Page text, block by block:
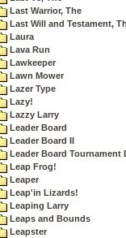
Last Warrior, The
Last Will and Testament,
Laura
Lava Run
Lawkeeper
Lawn Mower
Lazer Type
Lazy!
Lazzy Larry
Leader Board
Leader Board II
Leader Board Tournament
Leap Frog!
Leaper
Leap'in Lizards!
Leaping Larry
Leaps and Bounds
Leapster